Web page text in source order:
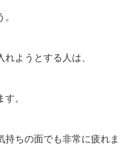
ようとする人は、
。
持ちの面でも非常に疲れま